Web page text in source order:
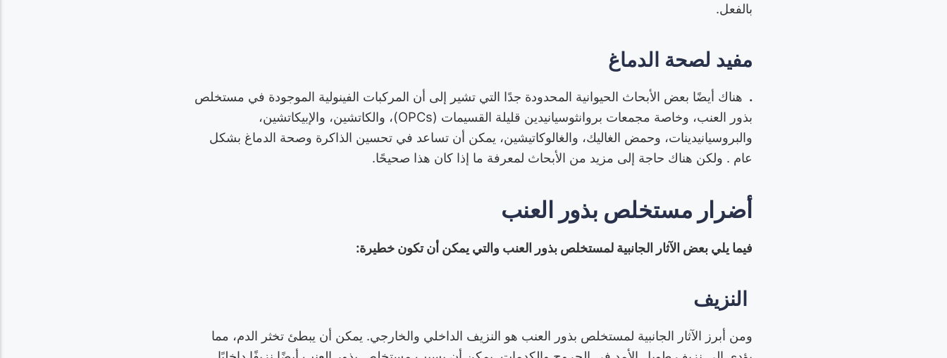
بالفعل.
مفيد لصحة الدماغ
. هناك أيضًا بعض الأبحاث الحيوانية المحدودة جدًا التي تشير إلى أن المركبات الفينولية الموجودة في مستخلص
بذور العنب، وخاصة مجمعات بروانثوسيانيدين قليلة القسيمات (OPCs)، والكاتشين، والإبيكاتشين،
والبروسيانيدينات، وحمض الغاليك، والغالوكاتيشين، يمكن أن تساعد في تحسين الذاكرة وصحة الدماغ بشكل
عام . ولكن هناك حاجة إلى مزيد من الأبحاث لمعرفة ما إذا كان هذا صحيحًا.
أضرار مستخلص بذور العنب
فيما يلي بعض الآثار الجانبية لمستخلص بذور العنب والتي يمكن أن تكون خطيرة:
النزيف
ومن أبرز الآثار الجانبية لمستخلص بذور العنب هو النزيف الداخلي والخارجي. يمكن أن يبطئ تخثر الدم، مما